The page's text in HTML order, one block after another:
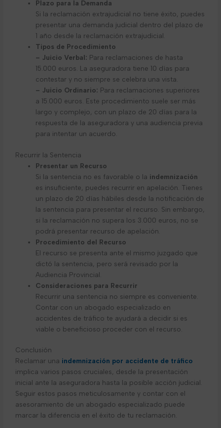
Plazo para la Demanda
Si la reclamación extrajudicial no tiene éxito, puedes
presentar una demanda judicial dentro del plazo de
1 año desde la reclamación extrajudicial.
Tipos de Procedimiento
– Juicio Verbal: Para reclamaciones de hasta
15.000 euros. La aseguradora tiene 10 días para
contestar y no siempre se celebra una vista.
– Juicio Ordinario: Para reclamaciones superiores
a 15.000 euros. Este procedimiento suele ser más
largo y complejo, con un plazo de 20 días para la
respuesta de la aseguradora y una audiencia previa
para intentar un acuerdo.
Recurrir la Sentencia
Presentar un Recurso
Si la sentencia no es favorable o la indemnización
es insuficiente, puedes recurrir en apelación. Tienes
un plazo de 20 días hábiles desde la notificación de
la sentencia para presentar el recurso. Sin embargo,
si la reclamación no supera los 3.000 euros, no se
podrá presentar recurso de apelación.
Procedimiento del Recurso
El recurso se presenta ante el mismo juzgado que
dictó la sentencia, pero será revisado por la
Audiencia Provincial.
Consideraciones para Recurrir
Recurrir una sentencia no siempre es conveniente.
Contar con un abogado especializado en
accidentes de tráfico te ayudará a decidir si es
viable o beneficioso proceder con el recurso.
Conclusión
Reclamar una indemnización por accidente de tráfico
implica varios pasos cruciales, desde la presentación
inicial ante la aseguradora hasta la posible acción judicial.
Seguir estos pasos meticulosamente y contar con el
asesoramiento de un abogado especializado puede
marcar la diferencia en el éxito de tu reclamación.